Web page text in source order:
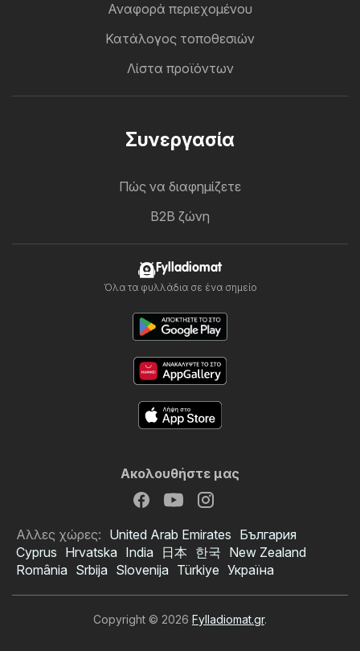
Αναφορά περιεχομένου
Κατάλογος τοποθεσιών
Λίστα προϊόντων
Συνεργασία
Πώς να διαφημίζετε
B2B ζώνη
Fylladiomat
Όλα τα φυλλάδια σε ένα σημείο
Ακολουθήστε μας
Αλλες χώρες: United Arab Emirates България
Cyprus Hrvatska India 日本 한국 New Zealand
România Srbija Slovenija Türkiye Україна
Copyright © 2026 Fylladiomat.gr.